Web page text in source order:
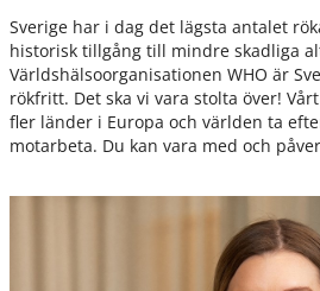
Sverige har i dag det lägsta antalet
historisk tillgång till mindre skadliga
Världshälsoorganisationen WHO är
rökfritt. Det ska vi vara stolta över!
fler länder i Europa och världen ta
motarbeta. Du kan vara med och